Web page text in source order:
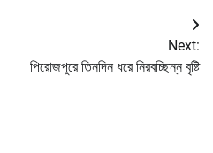
Next:
পিরোজপুরে তিনদিন ধরে নিরবচ্ছিন্ন বৃষ্টি